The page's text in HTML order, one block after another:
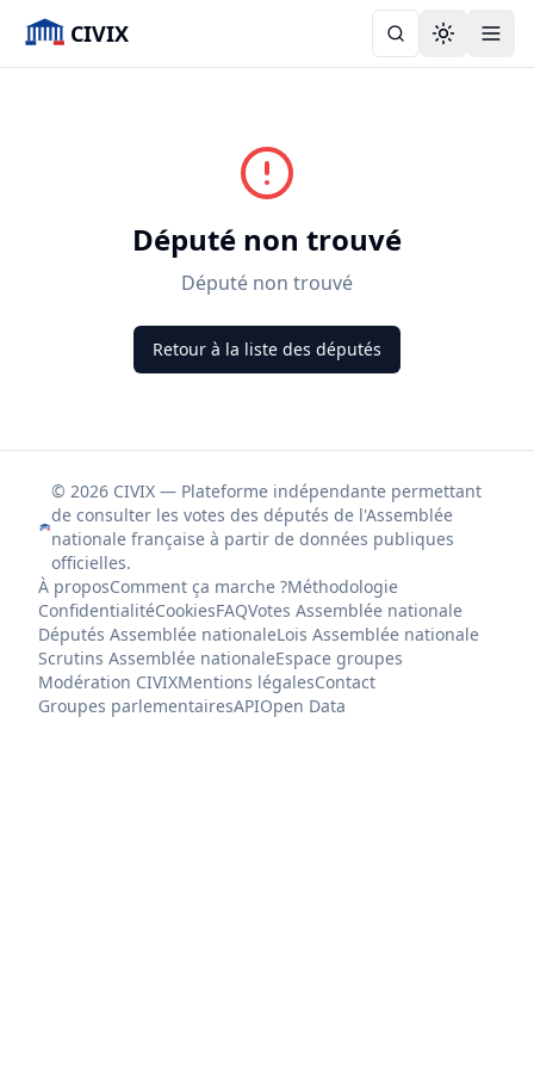
CIVIX Toggle
Député non trouvé
Député non trouvé
Retour à la liste des députés
© 2026 CIVIX — Plateforme indépendante permettant
de consulter les votes des députés de l'Assemblée
nationale française à partir de données publiques
officielles.
À proposComment ça marche ?Méthodologie
ConfidentialitéCookiesFAQVotes Assemblée nationale
Députés Assemblée nationaleLois Assemblée nationale
Scrutins Assemblée nationaleEspace groupes
Modération CIVIXMentions légalesContact
Groupes parlementairesAPIOpen Data